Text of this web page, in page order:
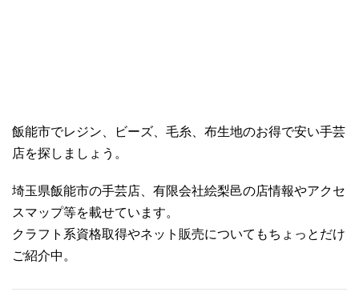
飯能市でレジン、ビーズ、毛糸、布生地のお得で安い手芸
店を探しましょう。
埼玉県飯能市の手芸店、有限会社絵梨邑の店情報やアクセ
スマップ等を載せています。
クラフト系資格取得やネット販売についてもちょっとだけ
ご紹介中。